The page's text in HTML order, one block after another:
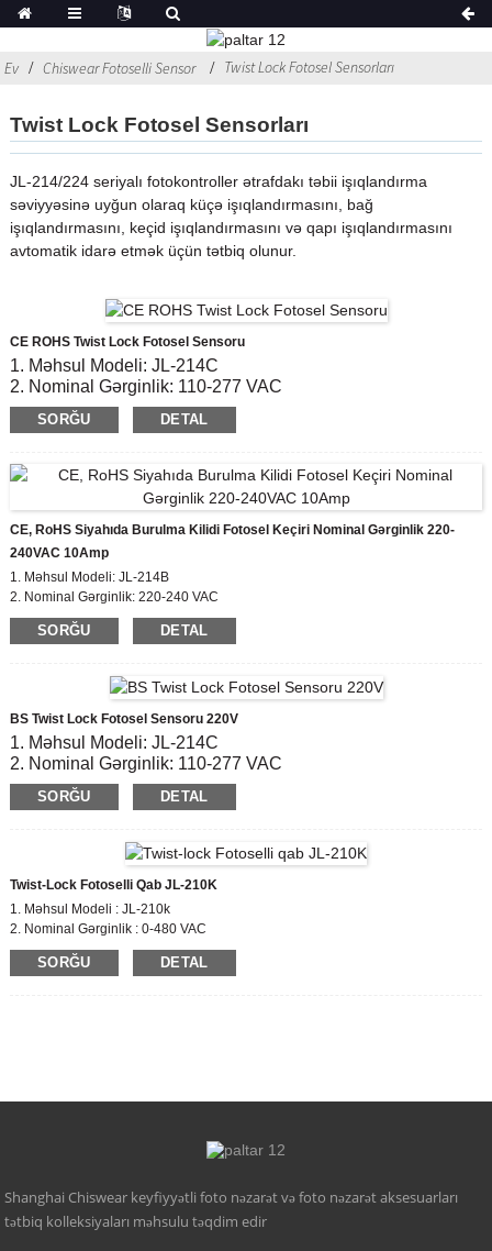
Ev Chiswear Fotoselli Sensor Twist Lock Fotosel Sensorları
Twist Lock Fotosel Sensorları
JL-214/224 seriyalı fotokontroller ətrafdakı təbii işıqlandırma
səviyyəsinə uyğun olaraq küçə işıqlandırmasını, bağ
işıqlandırmasını, keçid işıqlandırmasını və qapı işıqlandırmasını
avtomatik idarə etmək üçün tətbiq olunur.
CE ROHS Twist Lock Fotosel Sensoru
1. Məhsul Modeli: JL-214C
2. Nominal Gərginlik: 110-277 VAC
3. Aktiv / OFF Lüks Səviyyə: 6 Lx açıq;50 Lx endirim
.Uyğun Standart: CE, ROHS
SORĞU DETAL
CE, RoHS Siyahıda Burulma Kilidi Fotosel Keçiri Nominal Gərginlik 220-
240VAC 10Amp
1. Məhsul Modeli: JL-214B
2. Nominal Gərginlik: 220-240 VAC
3. Aktiv / OFF Lüks Səviyyə: 6 Lx açıq;50 Lx endirim
4. Elektrik Ömrü: 5000
SORĞU DETAL
BS Twist Lock Fotosel Sensoru 220V
1. Məhsul Modeli: JL-214C
2. Nominal Gərginlik: 110-277 VAC
3. Aktiv / OFF Lüks Səviyyə: 6 Lx açıq;50 Lx endirim
4. Elektrik Ömrü: 5000
SORĞU DETAL
Twist-Lock Fotoselli Qab JL-210K
1. Məhsul Modeli : JL-210k
2. Nominal Gərginlik : 0-480 VAC
3. Material: PC
5. Uyğun Standart: CE,ROHS
SORĞU DETAL
Shanghai Chiswear keyfiyyətli foto nəzarət və foto nəzarət aksesuarları
tətbiq kolleksiyaları məhsulu təqdim edir